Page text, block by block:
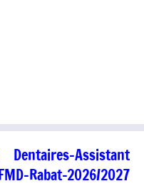
Assistant
Rabat-2026/2027